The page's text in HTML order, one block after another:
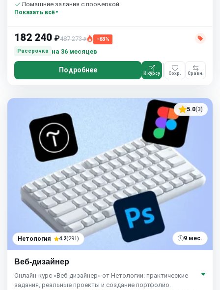
Домашние задания с проверкой
Сообщество студентов
Показать всё
182 240 ₽487 273₽
−63%
Рассрочка
на 36 месяцев
Подробнее К курсу Сохр. Сравн.
5.0(3)
Нетология 4.2(291) 9 мес.
Веб-дизайнер
Онлайн-курс «Веб-дизайнер» от Нетологии: практические
задания, реальные проекты и создание портфолио.